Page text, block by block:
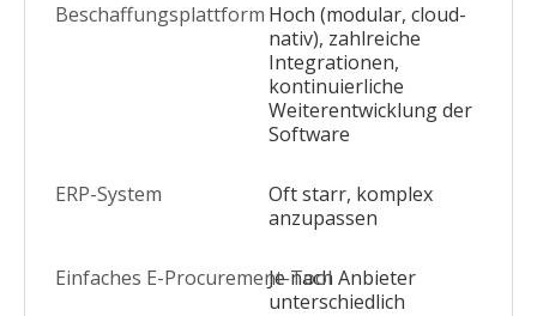
Hoch (modular, cloud-
nativ), zahlreiche
Integrationen,
kontinuierliche
Weiterentwicklung der
Software
Oft starr, komplex
anzupassen
Je nach Anbieter
unterschiedlich